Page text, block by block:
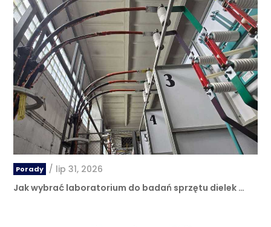
Porady / lip 31, 2026
Jak wybrać laboratorium do badań sprzętu dielek …